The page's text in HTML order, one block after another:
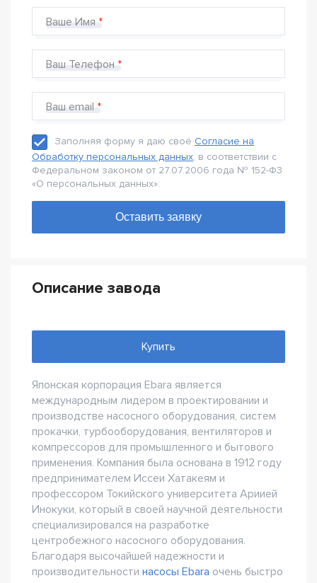
Ваше Имя
Ваш Телефон
Ваш email
Заполняя форму я даю своё Согласие на
Обработку персональных данных, в соответствии с
Федеральном законом от 27.07.2006 года № 152-Ф3
«О персональных данных».
Описание завода
Купить
Японская корпорация Ebara является
международным лидером в проектировании и
производстве насосного оборудования, систем
прокачки, турбооборудования, вентиляторов и
компрессоров для промышленного и бытового
применения. Компания была основана в 1912 году
предпринимателем Иссеи Хатакеям и
профессором Токийского университета Ариией
Инокуки, который в своей научной деятельности
специализировался на разработке
центробежного насосного оборудования.
Благодаря высочайшей надежности и
производительности насосы Ebara очень быстро